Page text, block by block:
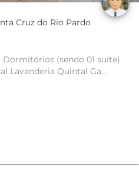
Jardim União - Santa Cruz do Rio Pardo
Sala Cozinha Banheiro social Lavanderia Quintal Ga...